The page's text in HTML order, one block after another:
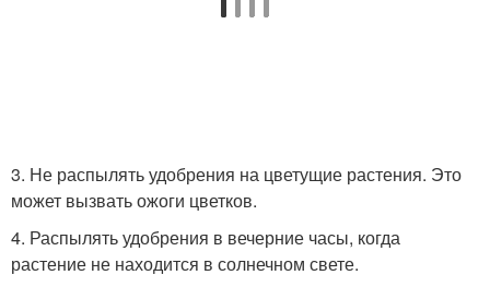
3. Не распылять удобрения на цветущие растения. Это
может вызвать ожоги цветков.
4. Распылять удобрения в вечерние часы, когда
растение не находится в солнечном свете.